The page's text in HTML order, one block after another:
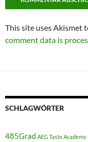
This site uses Akismet
comment data is
SCHLAGWÖRTER
485Grad AEG Taste Academy